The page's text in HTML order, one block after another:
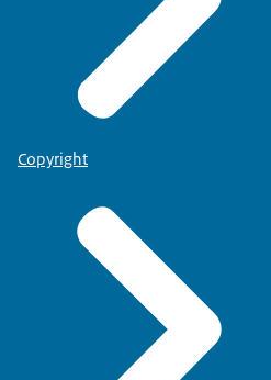
Copyright